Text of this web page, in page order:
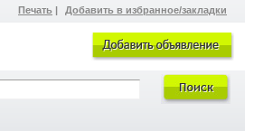
Печать | Добавить в избранное/закладки